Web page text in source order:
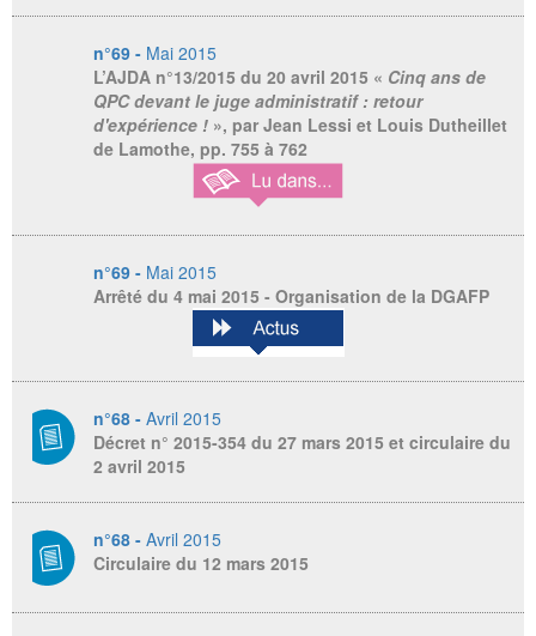
n°69 - Mai 2015
L’AJDA n°13/2015 du 20 avril 2015 « Cinq ans de
QPC devant le juge administratif : retour
d'expérience ! », par Jean Lessi et Louis Dutheillet
de Lamothe, pp. 755 à 762
n°69 - Mai 2015
Arrêté du 4 mai 2015 - Organisation de la DGAFP
n°68 - Avril 2015
Décret n° 2015-354 du 27 mars 2015 et circulaire du
2 avril 2015
n°68 - Avril 2015
Circulaire du 12 mars 2015